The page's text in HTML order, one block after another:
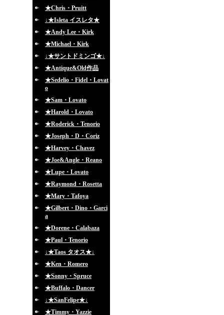
★Chris・Pruitt
↓★Isleta イスレタ★
★Andy Lee・Kirk
★Michael・Kirk
↓★サントドミンゴ★↓
★Antique&Old作品
★Sedelio・Fidel・Lovat
o
★Sam・Lovato
★Harold・Lovato
★Roderick・Tenorio
★Joseph・D・Coriz
★Harvey・Chavez
★Joe&Angle・Reano
★Lupe・Lovato
★Raymond・Rosetta
★Mary・Tafoya
★Gilbert・Dino・Garci
a
★Dorene・Calabaza
★Paul・Tenorio
↓★Taos タオス★↓
★Ken・Romero
★Sonny・Spruce
★Buffalo・Dancer
↓★SanFelipe★↓
★Timmy・Yazzie